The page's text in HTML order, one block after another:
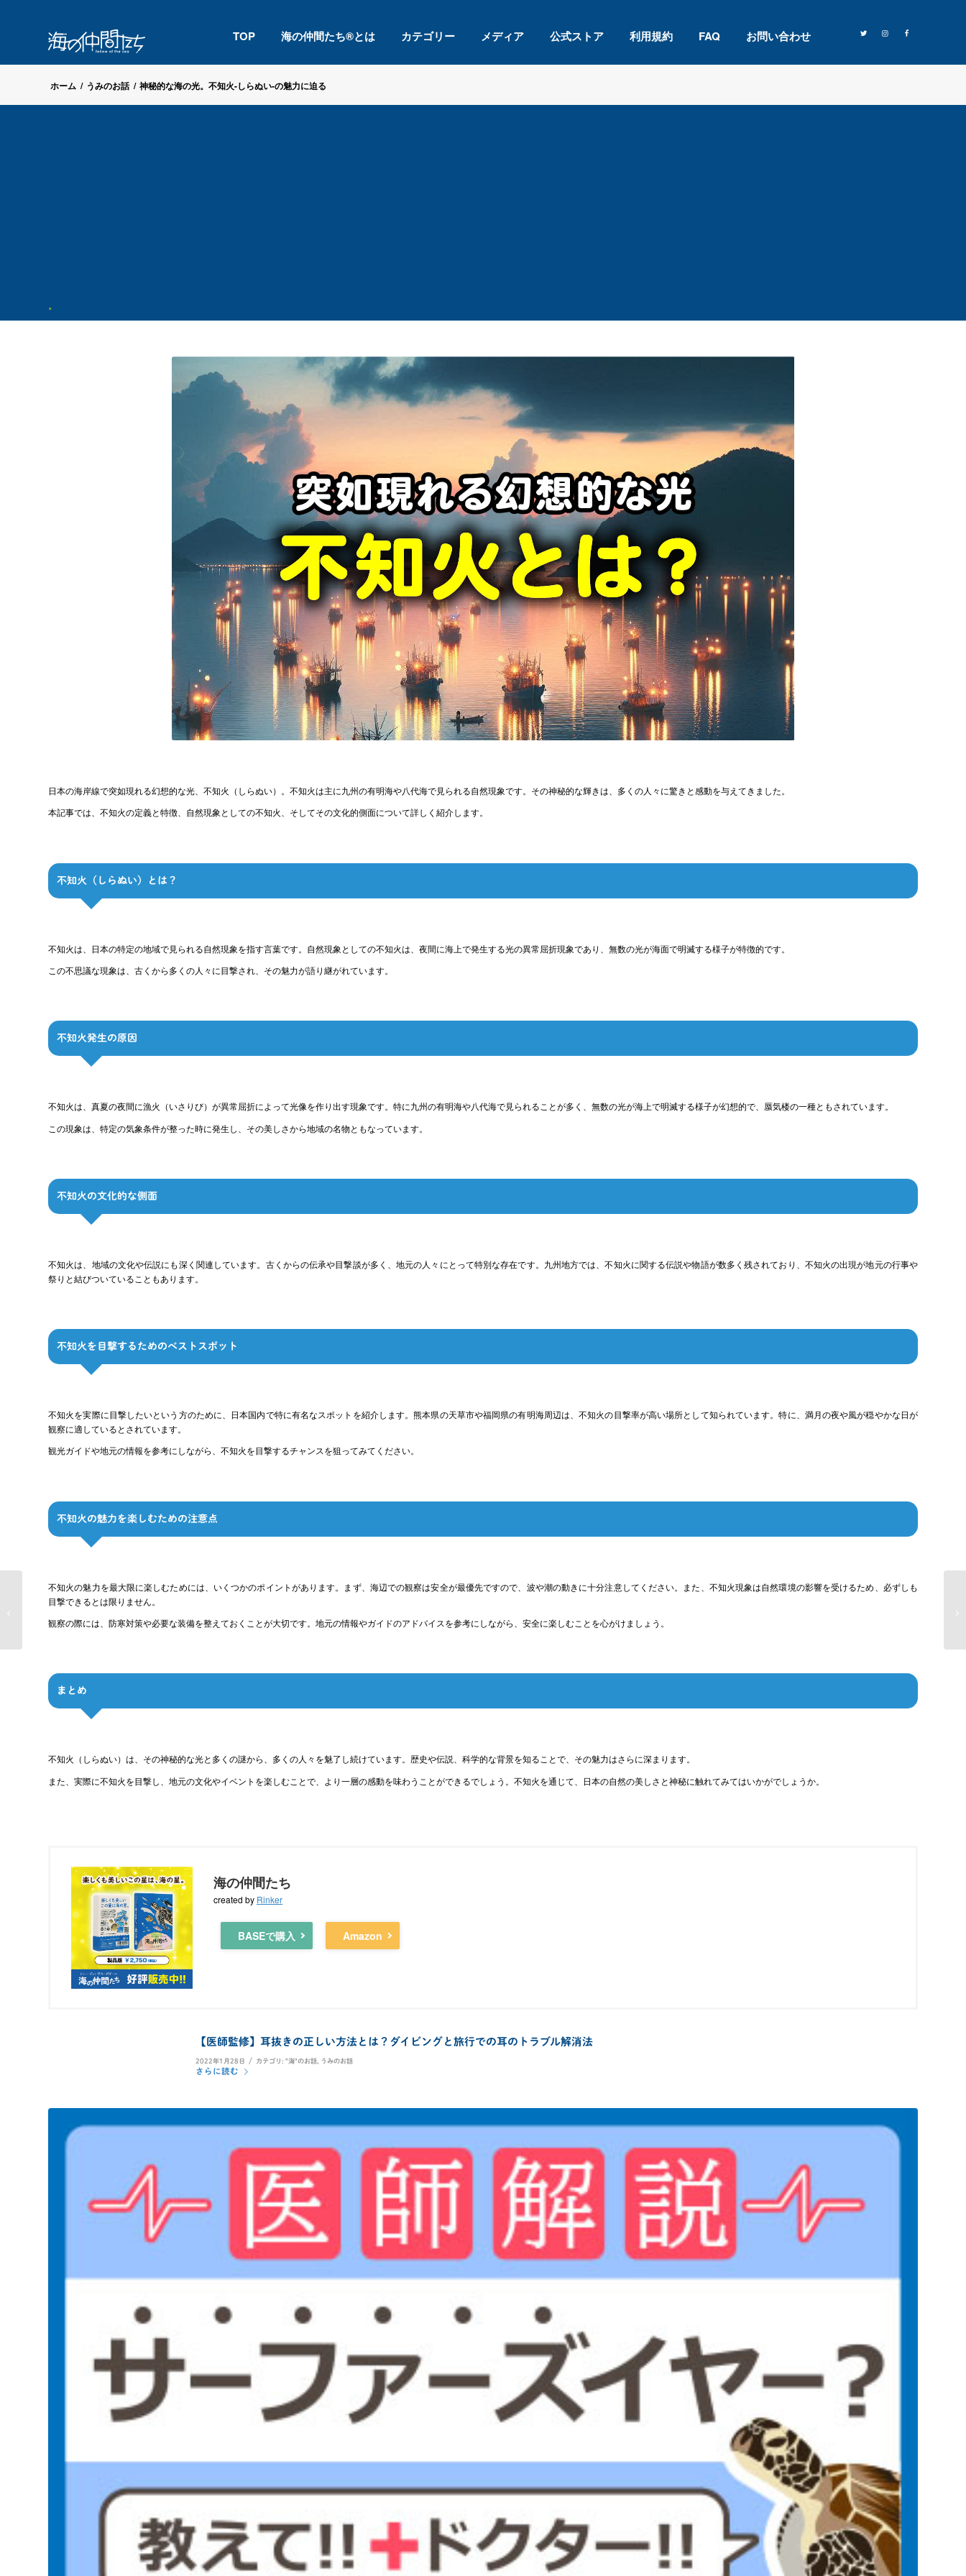
TOP 海の仲間たち®とは カテゴリー メディア 公式ストア 利用規約 FAQ お問い合わせ
ホーム / うみのお話 / 神秘的な海の光。不知火-しらぬい-の魅力に迫る
日本の海岸線で突如現れる幻想的な光、不知火（しらぬい）。不知火は主に九州の有明海や八代海で見られる自然現象です。その神秘的な輝きは、多くの人々に驚きと感動を与えてきました。
本記事では、不知火の定義と特徴、自然現象としての不知火、そしてその文化的側面について詳しく紹介します。
不知火（しらぬい）とは？
不知火は、日本の特定の地域で見られる自然現象を指す言葉です。自然現象としての不知火は、夜間に海上で発生する光の異常屈折現象であり、無数の光が海面で明滅する様子が特徴的です。
この不思議な現象は、古くから多くの人々に目撃され、その魅力が語り継がれています。
不知火発生の原因
不知火は、真夏の夜間に漁火（いさりび）が異常屈折によって光像を作り出す現象です。特に九州の有明海や八代海で見られることが多く、無数の光が海上で明滅する様子が幻想的で、蜃気楼の一種ともされています。
この現象は、特定の気象条件が整った時に発生し、その美しさから地域の名物ともなっています。
不知火の文化的な側面
不知火は、地域の文化や伝説にも深く関連しています。古くからの伝承や目撃談が多く、地元の人々にとって特別な存在です。九州地方では、不知火に関する伝説や物語が数多く残されており、不知火の出現が地元の行事や
祭りと結びついていることもあります。
不知火を目撃するためのベストスポット
不知火を実際に目撃したいという方のために、日本国内で特に有名なスポットを紹介します。熊本県の天草市や福岡県の有明海周辺は、不知火の目撃率が高い場所として知られています。特に、満月の夜や風が穏やかな日が
観察に適しているとされています。
観光ガイドや地元の情報を参考にしながら、不知火を目撃するチャンスを狙ってみてください。
不知火の魅力を楽しむための注意点
不知火の魅力を最大限に楽しむためには、いくつかのポイントがあります。まず、海辺での観察は安全が最優先ですので、波や潮の動きに十分注意してください。また、不知火現象は自然環境の影響を受けるため、必ずしも
目撃できるとは限りません。
観察の際には、防寒対策や必要な装備を整えておくことが大切です。地元の情報やガイドのアドバイスを参考にしながら、安全に楽しむことを心がけましょう。
まとめ
不知火（しらぬい）は、その神秘的な光と多くの謎から、多くの人々を魅了し続けています。歴史や伝説、科学的な背景を知ることで、その魅力はさらに深まります。
また、実際に不知火を目撃し、地元の文化やイベントを楽しむことで、より一層の感動を味わうことができるでしょう。不知火を通じて、日本の自然の美しさと神秘に触れてみてはいかがでしょうか。
海の仲間たち
created by Rinker
BASEで購入 Amazon
【医師監修】耳抜きの正しい方法とは？ダイビングと旅行での耳のトラブル解消法
2022年1月28日 / カテゴリ: "海"のお話 うみのお話
さらに読む
情報の海を調査！？ 無
料で使える
DeepResearchとは？